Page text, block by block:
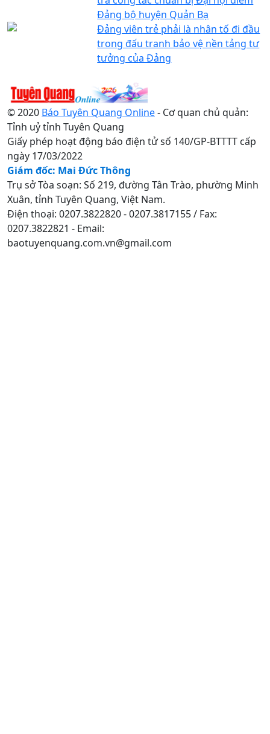
Đảng bộ huyện Quản Bạ
Đảng viên trẻ phải là nhân tố đi đầu
trong đấu tranh bảo vệ nền tảng tư
tưởng của Đảng
© 2020 Báo Tuyên Quang Online- Cơ quan chủ quản:
Tỉnh uỷ tỉnh Tuyên Quang
Giấy phép hoạt động báo điện tử số 140/GP-BTTTT cấp
ngày 17/03/2022
Giám đốc: Mai Đức Thông
Trụ sở Tòa soạn: Số 219, đường Tân Trào, phường Minh
Xuân, tỉnh Tuyên Quang, Việt Nam.
Điện thoại: 0207.3822820 - 0207.3817155 / Fax:
0207.3822821 - Email:
baotuyenquang.com.vn@gmail.com